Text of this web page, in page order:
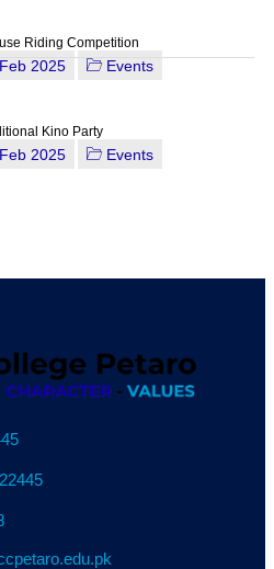
Riding Competition
2025 Events
Kino Party
2025 Events